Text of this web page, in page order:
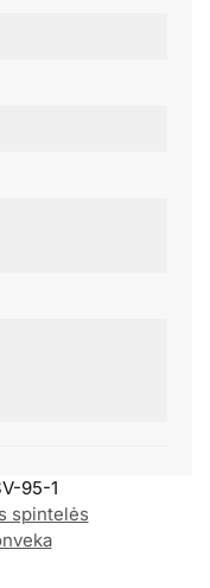
95-1
spintelės